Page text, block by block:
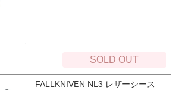
SOLD OUT
FALLKNIVEN NL3 レザーシース